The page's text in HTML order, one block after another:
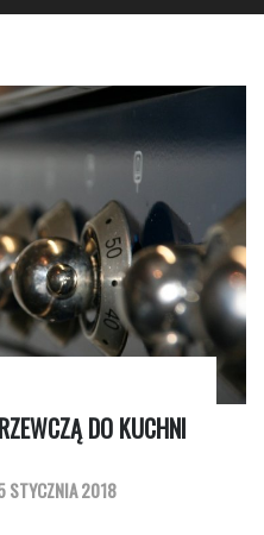
DO KUCHNI
STYCZNIA 2018